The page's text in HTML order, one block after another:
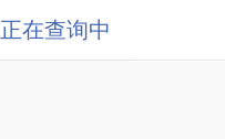
正在查询中